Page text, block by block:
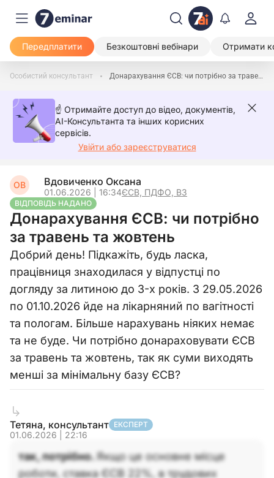
Передплатити Безкоштовні вебінари Отримати
Особистий консультант Донарахування ЄСВ: чи потрібно за травень та жовтень
☝️ Отримайте доступ до відео, документів,
AI-Консультанта та інших корисних
сервісів.
Увійти або зареєструватися
ОВ Вдовиченко Оксана
01.06.2026 | 16:34ЄСВ, ПДФО, ВЗ
ВІДПОВІДЬ НАДАНО
Донарахування ЄСВ: чи потрібно
за травень та жовтень
Добрий день! Підкажіть, будь ласка,
працівниця знаходилася у відпустці по
догляду за литиною до 3-х років. З 29.05.2026
по 01.10.2026 йде на лікарняний по вагітності
та пологам. Більше нарахувань ніяких немає
та не буде. Чи потрібно донараховувати ЄСВ
за травень та жовтень, так як суми виходять
менші за мінімальну базу ЄСВ?
Тетяна, консультант ЕКСПЕРТ
01.06.2026 | 22:16
так, потрібно. Якщо це основне місце
роботи, ставка ЄСВ 22%, в трудових